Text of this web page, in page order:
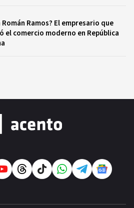
Román Ramos? El empresario que
el comercio moderno en República